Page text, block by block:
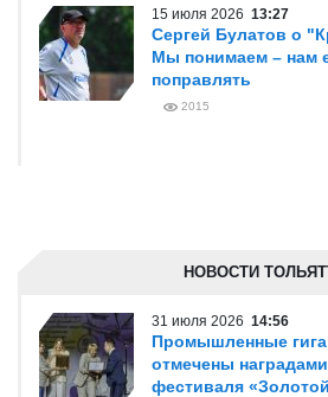
15 июля 2026 13:27
Сергей Булатов о
Мы понимаем – нам
поправлять
2015
НОВОСТИ
31 июля 2026 14:56
Промышленные
отмечены
фестиваля